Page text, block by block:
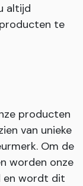
altijd
te
producten
van unieke
Om de
worden onze
en wordt dit